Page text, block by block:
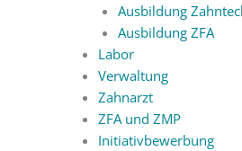
Ausbildung
Ausbildung ZFA
Labor
Verwaltung
Zahnarzt
ZFA und ZMP
Initiativbewerbung